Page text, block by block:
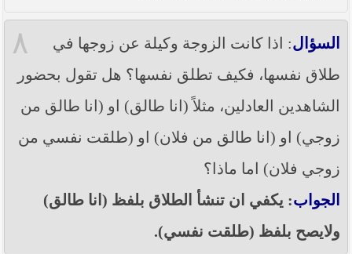
٨ السؤال: اذا كانت الزوجة وكيلة عن زوجها في
طلاق نفسها، فكيف تطلق نفسها؟ هل تقول بحضور
الشاهدين العادلين، مثلاً (انا طالق) او (انا طالق من
زوجي) او (انا طالق من فلان) او (طلقت نفسي من
زوجي فلان) اما ماذا؟
الجواب: يكفي ان تنشأ الطلاق بلفظ (انا طالق)
ولايصح بلفظ (طلقت نفسي).